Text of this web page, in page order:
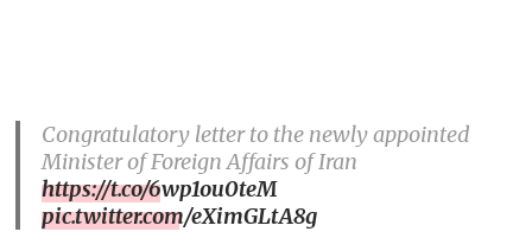
Congratulatory letter to the newly appointed
Minister of Foreign Affairs of Iran
https://t.co/6wp1ou0teM
pic.twitter.com/eXimGLtA8g